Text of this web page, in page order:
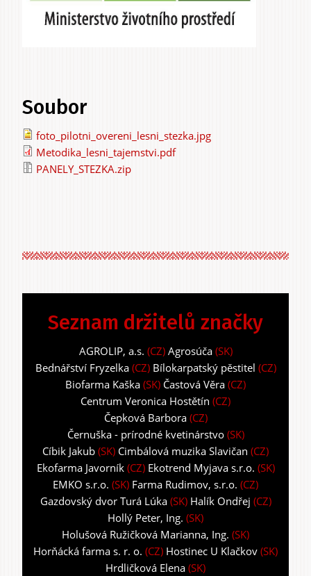
Soubor
foto_pilotni_overeni_lesni_stezka.jpg
Metodika_lesni_tajemstvi.pdf
PANELY_STEZKA.zip
Seznam držitelů značky
AGROLIP, a.s. (CZ) Agrosúča(SK)
Bednářství Fryzelka(CZ) Bílokarpatský pěstitel (CZ)
Biofarma Kaška (SK) Častová Věra (CZ)
Centrum Veronica Hostětín (CZ)
Čepková Barbora(CZ)
Černuška - prírodné kvetinárstvo(SK)
Cíbik Jakub (SK) Cimbálová muzika Slavičan (CZ)
Ekofarma Javorník(CZ) Ekotrend Myjava s.r.o. (SK)
EMKO s.r.o. (SK) Farma Rudimov, s.r.o. (CZ)
Gazdovský dvor Turá Lúka(SK) Halík Ondřej (CZ)
Hollý Peter, Ing. (SK)
Holušová Ružičková Marianna, Ing. (SK)
Horňácká farma s. r. o. (CZ) Hostinec U Klačkov (SK)
Hrdličková Elena (SK)